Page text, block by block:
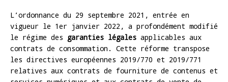
L’ordonnance du 29 septembre 2021, entrée en
vigueur le 1er janvier 2022, a profondément modifié
le régime des garanties légales applicables aux
contrats de consommation. Cette réforme transpose
les directives européennes 2019/770 et 2019/771
relatives aux contrats de fourniture de contenus et